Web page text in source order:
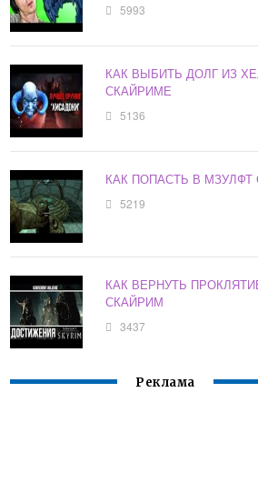
5993
КАК ВЫБИТЬ ДОЛГ ИЗ
СКАЙРИМЕ
5136
КАК ПОПАСТЬ В МЗУЛФТ
5219
КАК ВЕРНУТЬ
СКАЙРИМ
3437
Реклама